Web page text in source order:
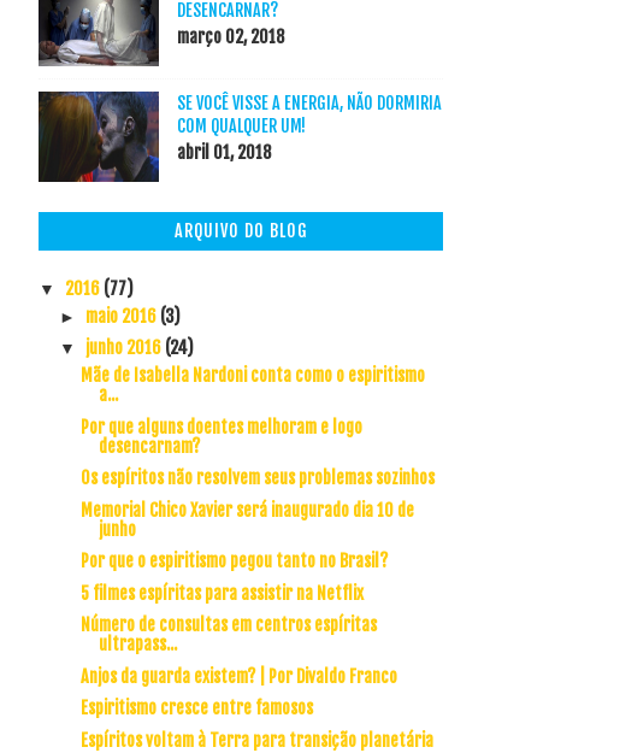
DESENCARNAR?
março 02, 2018
SE VOCÊ VISSE A ENERGIA, NÃO DORMIRIA
COM QUALQUER UM!
abril 01, 2018
ARQUIVO DO BLOG
▼ 2016 (77)
► maio 2016 (3)
▼ junho 2016 (24)
Mãe de Isabella Nardoni conta como o espiritismo
a...
Por que alguns doentes melhoram e logo
desencarnam?
Os espíritos não resolvem seus problemas sozinhos
Memorial Chico Xavier será inaugurado dia 10 de
junho
Por que o espiritismo pegou tanto no Brasil?
5 filmes espíritas para assistir na Netflix
Número de consultas em centros espíritas
ultrapass...
Anjos da guarda existem? | Por Divaldo Franco
Espiritismo cresce entre famosos
Espíritos voltam à Terra para transição planetária